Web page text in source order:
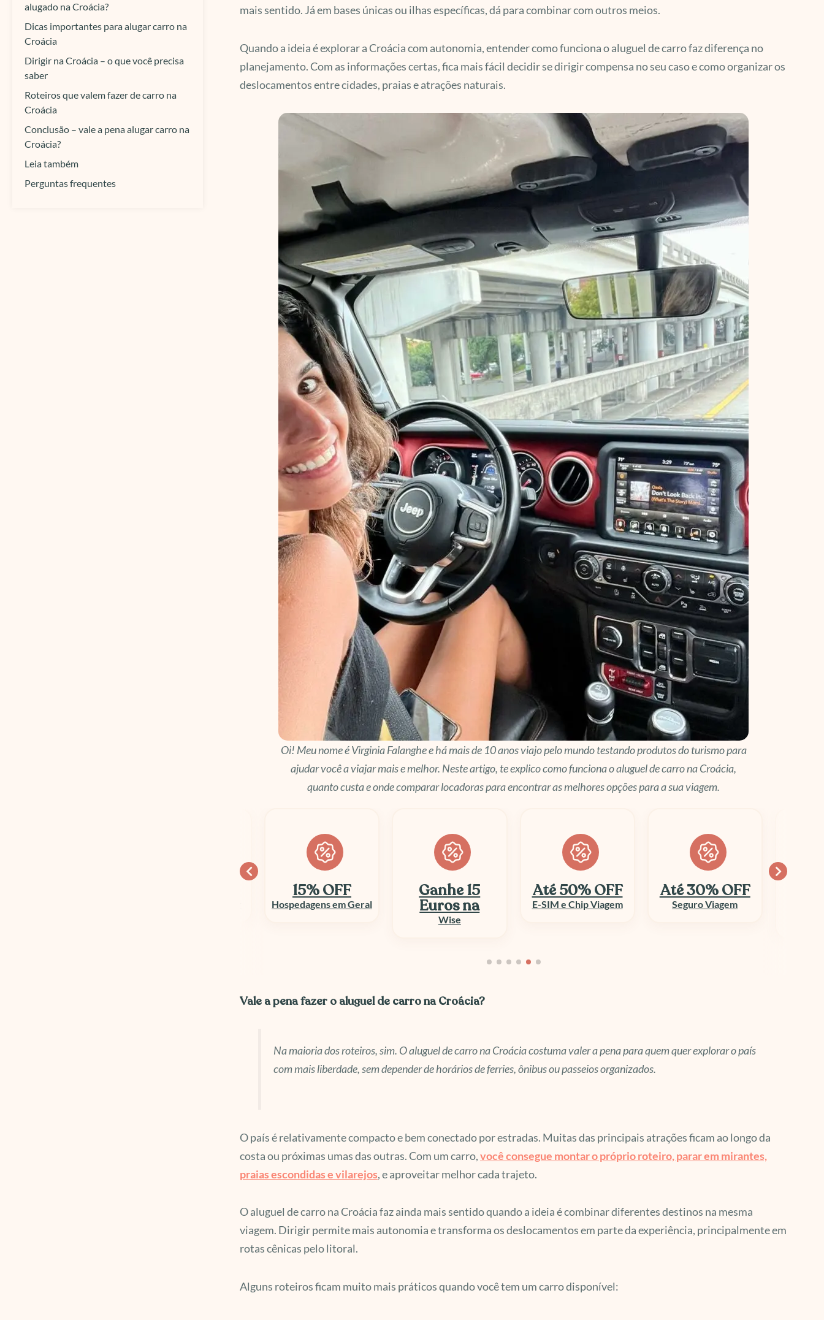
alugado na Croácia?
Dicas importantes para alugar carro na
Croácia
Dirigir na Croácia – o que você precisa
saber
Roteiros que valem fazer de carro na
Croácia
Conclusão – vale a pena alugar carro na
Croácia?
Leia também
Perguntas frequentes
mais sentido. Já em bases únicas ou ilhas específicas, dá para combinar com outros meios.
Quando a ideia é explorar a Croácia com autonomia, entender como funciona o aluguel de carro faz diferença no
planejamento. Com as informações certas, fica mais fácil decidir se dirigir compensa no seu caso e como organizar os
deslocamentos entre cidades, praias e atrações naturais.
Oi! Meu nome é Virginia Falanghe e há mais de 10 anos viajo pelo mundo testando produtos do turismo para
ajudar você a viajar mais e melhor. Neste artigo, te explico como funciona o aluguel de carro na Croácia,
quanto custa e onde comparar locadoras para encontrar as melhores opções para a sua viagem.
Ganhe 15
Euros na
Até 50% OFF
E-SIM e Chip Viagem
Até 30% OFF
Seguro Viagem
Economize
até 70%
Vale a pena fazer o aluguel de carro na Croácia?
Na maioria dos roteiros, sim. O aluguel de carro na Croácia costuma valer a pena para quem quer explorar o país
com mais liberdade, sem depender de horários de ferries, ônibus ou passeios organizados.
O país é relativamente compacto e bem conectado por estradas. Muitas das principais atrações ficam ao longo da
costa ou próximas umas das outras. Com um carro,você consegue montar o próprio roteiro, parar em mirantes,
praias escondidas e vilarejos, e aproveitar melhor cada trajeto.
O aluguel de carro na Croácia faz ainda mais sentido quando a ideia é combinar diferentes destinos na mesma
viagem. Dirigir permite mais autonomia e transforma os deslocamentos em parte da experiência, principalmente em
rotas cênicas pelo litoral.
Alguns roteiros ficam muito mais práticos quando você tem um carro disponível: